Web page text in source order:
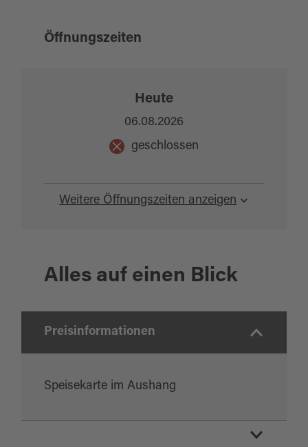
Öffnungszeiten
Weitere Öffnungszeiten anzeigen
Heute
06.08.2026
geschlossen
Alles auf einen Blick
Preisinformationen
Speisekarte im Aushang